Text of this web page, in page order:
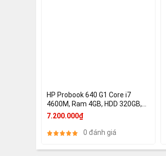
HP Probook 640 G1 Core i7
4600M, Ram 4GB, HDD 320GB,
14 inch, HD Graphics 4600
7.200.000₫
0 đánh giá